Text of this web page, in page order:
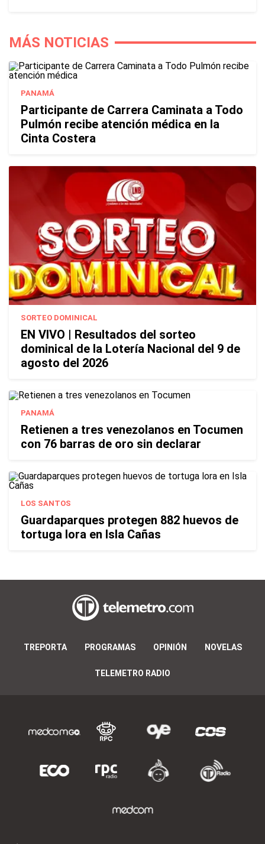
MÁS NOTICIAS
PANAMÁ
Participante de Carrera Caminata a Todo
Pulmón recibe atención médica en la
Cinta Costera
SORTEO DOMINICAL
EN VIVO | Resultados del sorteo
dominical de la Lotería Nacional del 9 de
agosto del 2026
PANAMÁ
Retienen a tres venezolanos en Tocumen
con 76 barras de oro sin declarar
LOS SANTOS
Guardaparques protegen 882 huevos de
tortuga lora en Isla Cañas
TREPORTA PROGRAMAS OPINIÓN NOVELAS
TELEMETRO RADIO